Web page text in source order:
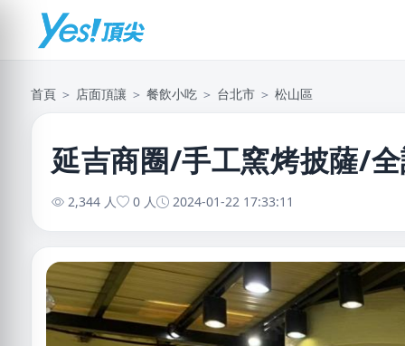
首頁 ＞ 店面頂讓 ＞ 餐飲小吃 ＞ 台北市 ＞ 松山區
延吉商圈/手工窯烤披薩/
2,344 人 0 人 2024-01-22 17:33:11